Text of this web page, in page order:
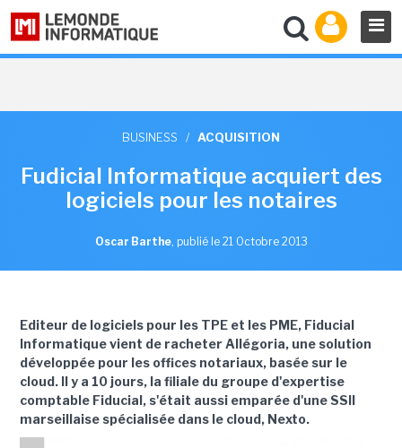
BUSINESS / ACQUISITION
Fudicial Informatique acquiert des
logiciels pour les notaires
Oscar Barthe, publié le 21 Octobre 2013
Editeur de logiciels pour les TPE et les PME, Fiducial
Informatique vient de racheter Allégoria, une solution
développée pour les offices notariaux, basée sur le
cloud. Il y a 10 jours, la filiale du groupe d'expertise
comptable Fiducial, s'était aussiemparéed'une SSII
marseillaise spécialisée dans le cloud, Nexto.